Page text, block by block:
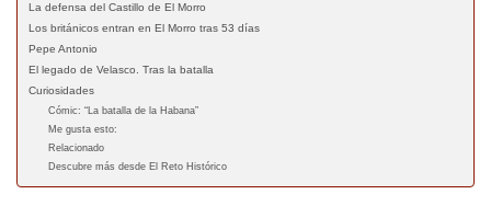
La defensa del Castillo de El Morro
Los británicos entran en El Morro tras 53 días
Pepe Antonio
El legado de Velasco. Tras la batalla
Curiosidades
Cómic: “La batalla de la Habana”
Me gusta esto:
Relacionado
Descubre más desde El Reto Histórico